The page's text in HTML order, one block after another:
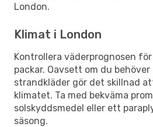
London.
Klimat i London
Kontrollera väderprognosen
packar. Oavsett om du
strandkläder gör det skillnad
klimatet. Ta med bekväma
solskyddsmedel eller ett
säsong.